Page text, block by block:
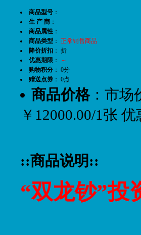
商品型号 ：
生 产 商 ：
商品属性 ：
商品类型 ： 正常销售商品
降价折扣 ： 折
优惠期限 ：
～
购物积分 ： 0分
赠送点券 ： 0点
商品价格：市场
￥12000.00/1张 优
::商品说明::
“双龙钞”投